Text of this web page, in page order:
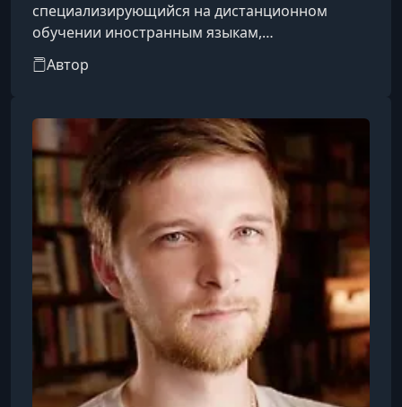
специализирующийся на дистанционном
обучении иностранным языкам,
преимущественно английскому и немецкому.
Создан как вспомогательная и
автора. Контент ориентирован на учеников
разного возраста — от школьников до
взрослых, изучающих язык с нуля.
Автор